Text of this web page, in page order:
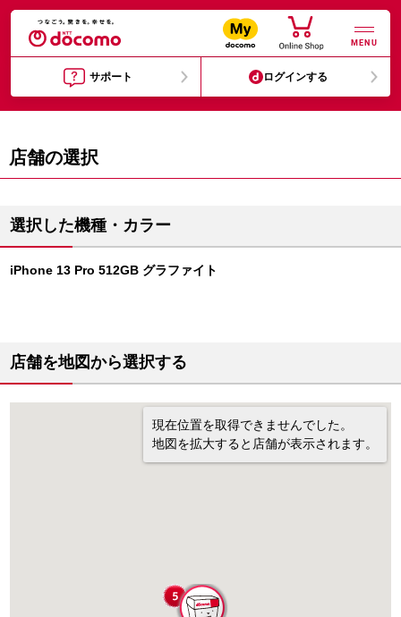
MENU
サポート ログインする
店舗の選択
選択した機種・カラー
iPhone 13 Pro 512GB グラファイト
店舗を地図から選択する
現在位置を取得できませんでした。
地図を拡大すると店舗が表示されます。